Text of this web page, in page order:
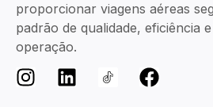
proporcionar viagens aéreas
padrão de qualidade, eficiência
operação.